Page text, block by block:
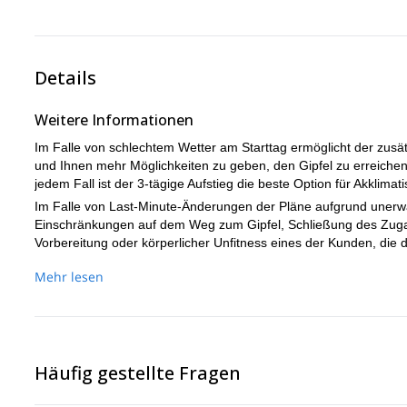
atemberaubenden Bosses-Grats schließlich den Gipfel
Abendessen und Übernachtung in der Hütte.
Wenn wir den Parkplatz erreichen, haben wir Zeit für ein
verspäteter Rückkehr nach der Reise zu verpassen.
Details
Weitere Informationen
Im Falle von schlechtem Wetter am Starttag ermöglicht der
und Ihnen mehr Möglichkeiten zu geben, den Gipfel zu
jedem Fall ist der 3-tägige Aufstieg die beste Option für
Im Falle von Last-Minute-Änderungen der Pläne aufgrund
Einschränkungen auf dem Weg zum Gipfel, Schließung des
Vorbereitung oder körperlicher Unfitness eines der Kunden,
garantiert wird.
Hütten, Transport- oder Liftkosten: Diese Änderungen werden
● Der Mont Blanc Aufstieg ist NICHT GEEIGNET für Kunden
Seil: Kilimanjaro und Aconcagua Trekkings WERDEN NICHT
Mehr lesen
Häufig gestellte Fragen